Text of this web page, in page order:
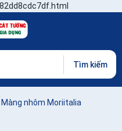
Tìm kiếm
Màng nhôm Moriitalia